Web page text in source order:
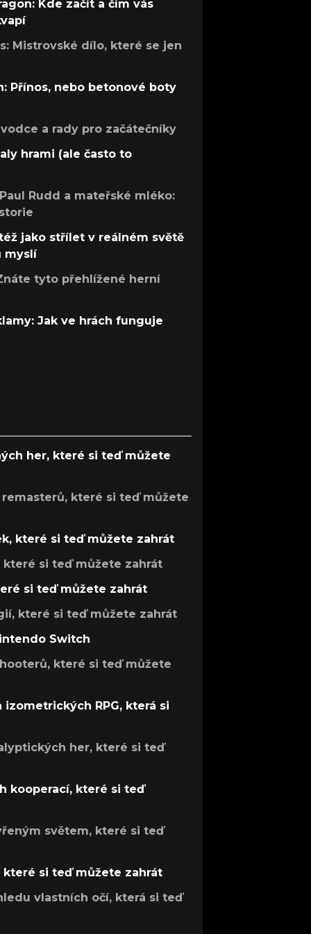
Kde začít a čím vás
Mistrovské dílo, které se jen
Přínos, nebo betonové boty
a rady pro začátečníky
hrami (ale často to
Rudd a mateřské mléko:
jako střílet v reálném světě
myslí
tyto přehlížené herní
Jak ve hrách funguje
her, které si teď můžete
které si teď můžete
které si teď můžete zahrát
si teď můžete zahrát
si teď můžete zahrát
které si teď můžete zahrát
Switch
které si teď můžete
izometrických RPG, která si
her, které si teď
kooperací, které si teď
světem, které si teď
které si teď můžete zahrát
vlastních očí, která si teď